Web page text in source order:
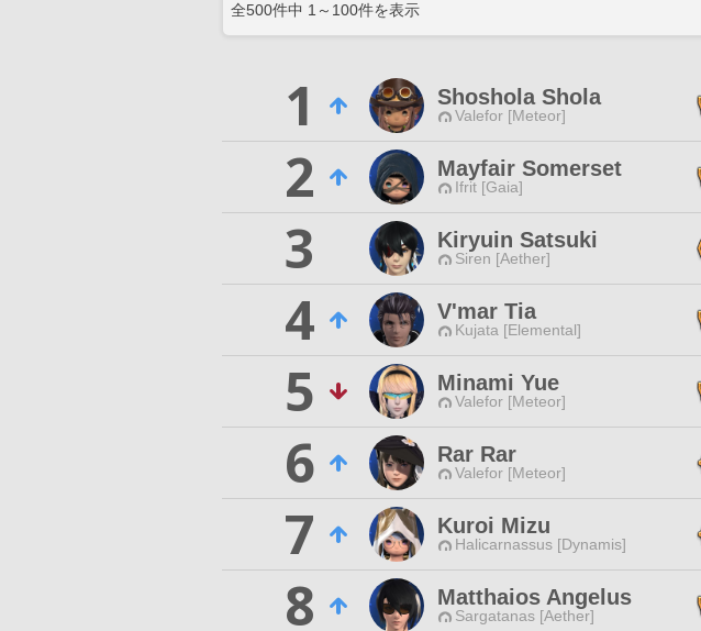
全500件中 1 ～ 100件を表示
1 Shoshola Shola
Valefor [Meteor]
2
Mayfair Somerset
Ifrit [Gaia]
3
Kiryuin Satsuki
Siren [Aether]
4
V'mar Tia
Kujata [Elemental]
5
Minami Yue
Valefor [Meteor]
6
Rar Rar
Valefor [Meteor]
7
Kuroi Mizu
Halicarnassus [Dynamis]
8
Matthaios Angelus
Sargatanas [Aether]